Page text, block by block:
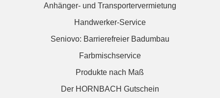
Anhänger- und Transportervermietung
Handwerker-Service
Seniovo: Barrierefreier Badumbau
Farbmischservice
Produkte nach Maß
Der HORNBACH Gutschein